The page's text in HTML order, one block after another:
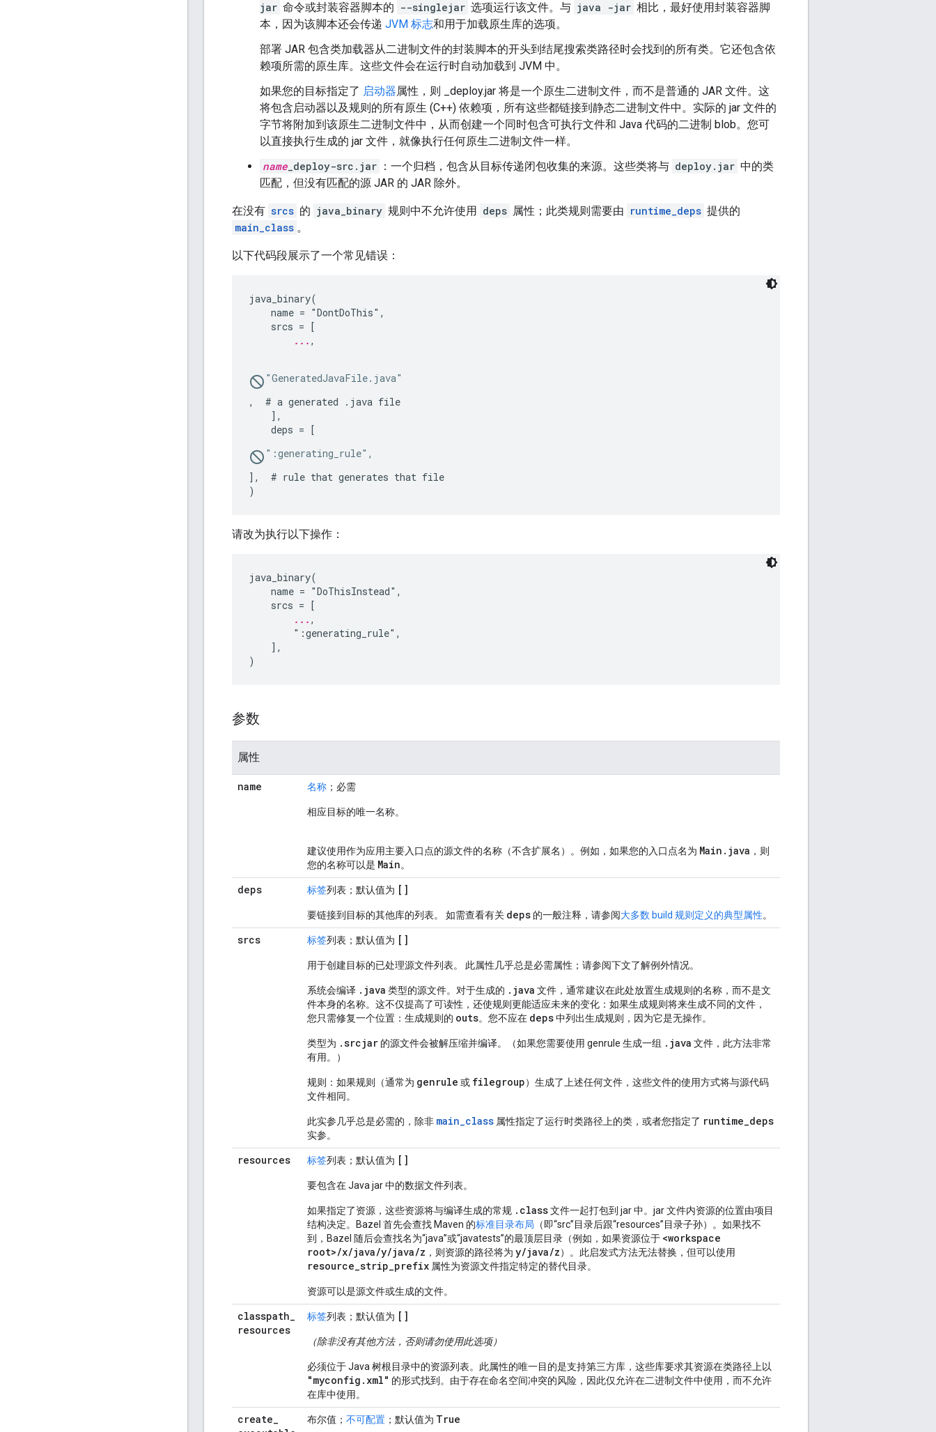
jar 命令或封装容器脚本的 --singlejar 选项运行该文件。与 java -jar 相比，最好使用封装容器脚
本，因为该脚本还会传递 JVM 标志和用于加载原生库的选项。
部署 JAR 包含类加载器从二进制文件的封装脚本的开头到结尾搜索类路径时会找到的所有类。它还包含依
赖项所需的原生库。这些文件会在运行时自动加载到 JVM 中。
如果您的目标指定了 启动器属性，则 _deploy.jar 将是一个原生二进制文件，而不是普通的 JAR 文件。这
将包含启动器以及规则的所有原生 (C++) 依赖项，所有这些都链接到静态二进制文件中。实际的 jar 文件的
字节将附加到该原生二进制文件中，从而创建一个同时包含可执行文件和 Java 代码的二进制 blob。您可
以直接执行生成的 jar 文件，就像执行任何原生二进制文件一样。
name _deploy-src.jar ：一个归档，包含从目标传递闭包收集的来源。这些类将与 deploy.jar 中的类
匹配，但没有匹配的源 JAR 的 JAR 除外。
在没有 srcs 的 java_binary 规则中不允许使用 deps 属性；此类规则需要由 runtime_deps 提供的
main_class 。
以下代码段展示了一个常见错误：
java_binary(
    name = "DontDoThis",
    srcs = [
... ,
"GeneratedJavaFile.java"
,  # a generated .java file
    ],
    deps = [
":generating_rule",
],  # rule that generates that file
请改为执行以下操作：
java_binary(
    name = "DoThisInstead",
    srcs = [
... ,
        ":generating_rule",
    ],
参数
属性
name 名称 ；必需
相应目标的唯一名称。
建议使用作为应用主要入口点的源文件的名称（不含扩展名）。例如，如果您的入口点名为 Main . java ，则
您的名称可以是 Main。
deps 标签列表；默认值为 []
要链接到目标的其他库的列表。 如需查看有关 deps 的一般注释，请参阅大多数 build 规则定义的典型属性。
srcs 标签列表；默认值为 []
用于创建目标的已处理源文件列表。 此属性几乎总是必需属性；请参阅下文了解例外情况。
系统会编译 .java 类型的源文件。对于生成的 .java 文件，通常建议在此处放置生成规则的名称，而不是文
件本身的名称。这不仅提高了可读性，还使规则更能适应未来的变化：如果生成规则将来生成不同的文件，
您只需修复一个位置：生成规则的 outs。您不应在 deps中列出生成规则，因为它是无操作。
类型为 .srcjar 的源文件会被解压缩并编译。（如果您需要使用 genrule 生成一组 .java 文件，此方法非常
有用。）
规则：如果规则（通常为 genrule 或 filegroup）生成了上述任何文件，这些文件的使用方式将与源代码
文件相同。
此实参几乎总是必需的，除非 main_class 属性指定了运行时类路径上的类，或者您指定了 runtime_deps
实参。
resources 标签列表；默认值为 []
要包含在 Java jar 中的数据文件列表。
如果指定了资源，这些资源将与编译生成的常规 .class文件一起打包到 jar 中。jar 文件内资源的位置由项目
结构决定。Bazel 首先会查找 Maven 的标准目录布局 （即“src”目录后跟“resources”目录子孙）。如果找不
到，Bazel 随后会查找名为“java”或“javatests”的最顶层目录（例如，如果资源位于 <workspace
root>/x/java/y/java/z ，则资源的路径将为 y/java/z）。此启发式方法无法替换，但可以使用
resource_strip_prefix 属性为资源文件指定特定的替代目录。
资源可以是源文件或生成的文件。
classpath_
resources
标签列表；默认值为 []
（除非没有其他方法，否则请勿使用此选项）
必须位于 Java 树根目录中的资源列表。此属性的唯一目的是支持第三方库，这些库要求其资源在类路径上以
"myconfig.xml" 的形式找到。由于存在命名空间冲突的风险，因此仅允许在二进制文件中使用，而不允许
在库中使用。
create_
布尔值； 不可配置 ；默认值为 True